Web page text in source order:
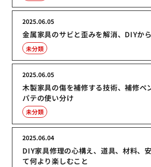
金属家具のサビと歪みを解消、DIYか
2025.06.05
未分類
木製家具の傷を補修する技術、補修ペ
パテの使い分け
2025.06.05
未分類
DIY家具修理の心構え、道具、材料、
て何より楽しむこと
2025.06.04